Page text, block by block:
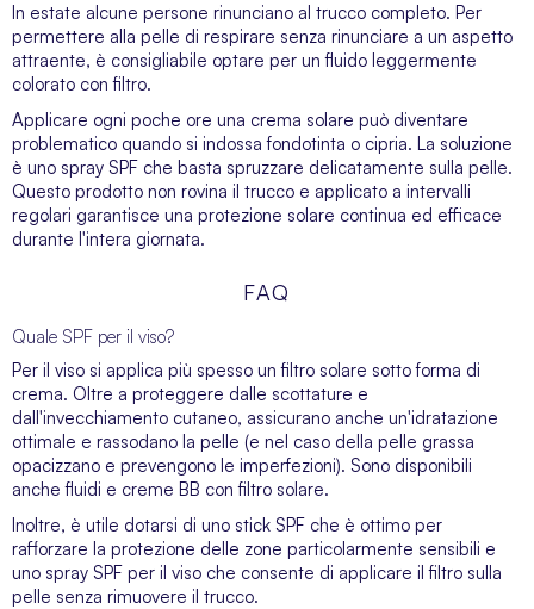
In estate alcune persone rinunciano al trucco completo. Per
permettere alla pelle di respirare senza rinunciare a un aspetto
attraente, è consigliabile optare per un fluido leggermente
colorato con filtro.
Applicare ogni poche ore una crema solare può diventare
problematico quando si indossa fondotinta o cipria. La soluzione
è uno spray SPF che basta spruzzare delicatamente sulla pelle.
Questo prodotto non rovina il trucco e applicato a intervalli
regolari garantisce una protezione solare continua ed efficace
durante l'intera giornata.
FAQ
Quale SPF per il viso?
Per il viso si applica più spesso un filtro solare sotto forma di
crema. Oltre a proteggere dalle scottature e
dall'invecchiamento cutaneo, assicurano anche un'idratazione
ottimale e rassodano la pelle (e nel caso della pelle grassa
opacizzano e prevengono le imperfezioni). Sono disponibili
anche fluidi e creme BB con filtro solare.
Inoltre, è utile dotarsi di uno stick SPF che è ottimo per
rafforzare la protezione delle zone particolarmente sensibili e
uno spray SPF per il viso che consente di applicare il filtro sulla
pelle senza rimuovere il trucco.